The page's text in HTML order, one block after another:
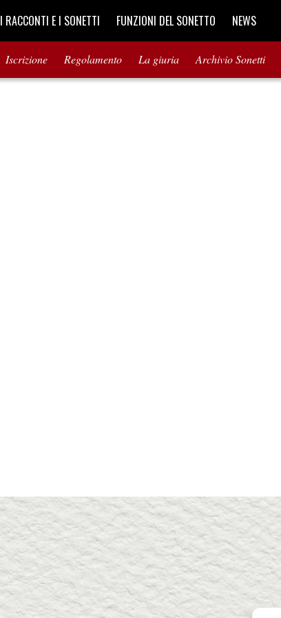
I RACCONTI E I SONETTI FUNZIONI DEL SONETTO NEWS
Iscrizione Regolamento La giuria Archivio Sonetti